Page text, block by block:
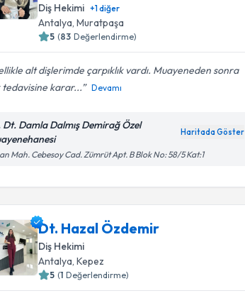
Diş Hekimi +1diğer
Antalya , Muratpaşa
5 (83 Değerlendirme)
alt dişlerimde çarpıklık vardı. Muayeneden sonra
tedavisine karar...
Devamı
Dt. Damla Dalmış Demirağ Özel
Haritada Göster
Mah. Cebesoy Cad. Zümrüt Apt. B Blok No: 58/5 Kat:1
Dt. Hazal Özdemir
Diş Hekimi
Antalya, Kepez
5 (1 Değerlendirme)